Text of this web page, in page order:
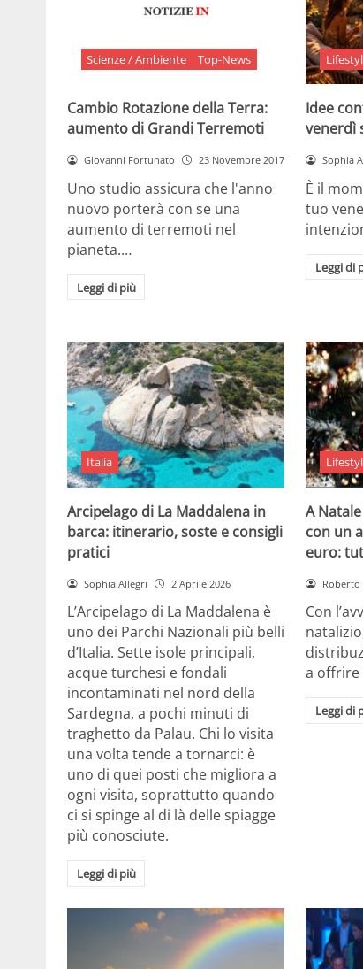
Scienze / Ambiente Top-News
Cambio Rotazione della Terra:
aumento di Grandi Terremoti
Giovanni Fortunato 23 Novembre 2017
Uno studio assicura che l'anno
nuovo porterà con se una
aumento di terremoti nel
pianeta.…
Leggi di più
Idee
venerdì
Sophia
È il
tuo
Leggi di
Italia
Arcipelago di La Maddalena in
barca: itinerario, soste e consigli
pratici
Sophia Allegri 2 Aprile 2026
L’Arcipelago di La Maddalena è
uno dei Parchi Nazionali più belli
d’Italia. Sette isole principali,
acque turchesi e fondali
incontaminati nel nord della
Sardegna, a pochi minuti di
traghetto da Palau. Chi lo visita
una volta tende a tornarci: è
uno di quei posti che migliora a
ogni visita, soprattutto quando
ci si spinge al di là delle spiagge
più conosciute.
Leggi di più
A
con un
euro:
Roberto
Con
a
Leggi di